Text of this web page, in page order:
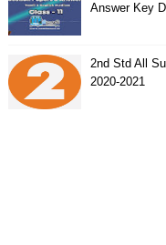
Answer Key
2nd Std All
2020-2021